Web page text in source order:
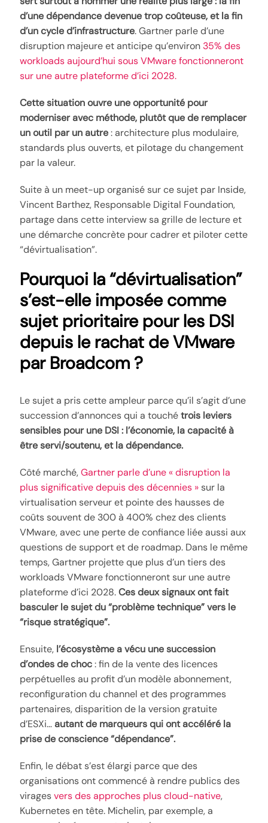
d’une dépendance devenue trop coûteuse, et la fin
d’un cycle d’infrastructure. Gartner parle d’une
disruption majeure et anticipe qu’environ 35% des
workloads aujourd’hui sous VMware fonctionneront
sur une autre plateforme d’ici 2028.
Cette situation ouvre une opportunité pour
moderniser avec méthode, plutôt que de remplacer
un outil par un autre: architecture plus modulaire,
standards plus ouverts, et pilotage du changement
par la valeur.
Suite à un meet-up organisé sur ce sujet par Inside,
Vincent Barthez, Responsable Digital Foundation,
partage dans cette interview sa grille de lecture et
une démarche concrète pour cadrer et piloter cette
“dévirtualisation”.
Pourquoi la “dévirtualisation”
s’est-elle imposée comme
sujet prioritaire pour les DSI
depuis le rachat de VMware
par Broadcom ?
Le sujet a pris cette ampleur parce qu’il s’agit d’une
succession d’annonces qui a touchétrois leviers
sensibles pour une DSI : l’économie, la capacité à
être servi/soutenu, et la dépendance.
Côté marché,Gartner parle d’une « disruption la
plus significative depuis des décennies »sur la
virtualisation serveur et pointe des hausses de
coûts souvent de 300 à 400% chez des clients
VMware, avec une perte de confiance liée aussi aux
questions de support et de roadmap. Dans le même
temps, Gartner projette que plus d’un tiers des
workloads VMware fonctionneront sur une autre
plateforme d’ici 2028.Ces deux signaux ont fait
basculer le sujet du “problème technique” vers le
“risque stratégique”.
Ensuite, l’écosystème a vécu une succession
d’ondes de choc: fin de la vente des licences
perpétuelles au profit d’un modèle abonnement,
reconfiguration du channel et des programmes
partenaires, disparition de la version gratuite
d’ESXi…autant de marqueurs qui ont accéléré la
prise de conscience “dépendance”.
Enfin, le débat s’est élargi parce que des
organisations ont commencé à rendre publics des
viragesvers des approches plus cloud-native,
Kubernetes en tête. Michelin, par exemple, a